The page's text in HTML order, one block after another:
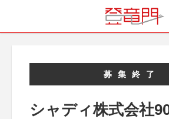
募集終了
シャディ株式会社